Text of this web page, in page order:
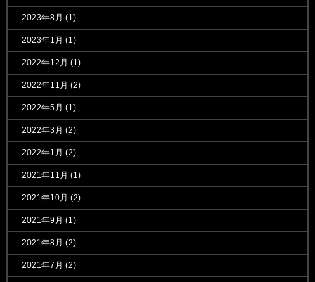
2023年8月 (1)
2023年1月 (1)
2022年12月 (1)
2022年11月 (2)
2022年5月 (1)
2022年3月 (2)
2022年1月 (2)
2021年11月 (1)
2021年10月 (2)
2021年9月 (1)
2021年8月 (2)
2021年7月 (2)